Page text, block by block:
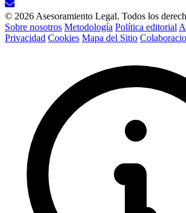
© 2026 Asesoramiento Legal. Todos los
Sobre nosotros Metodología Política editorial
Privacidad Cookies Mapa del Sitio